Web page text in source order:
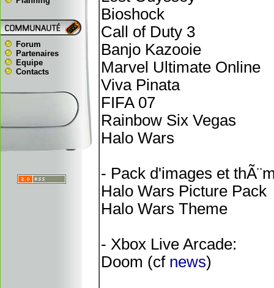
Forum
Partenaires
Equipe
Contacts
Bioshock
Call of Duty 3
Banjo Kazooie
Marvel Ultimate Online
Viva Pinata
FIFA 07
Rainbow Six Vegas
Halo Wars
- Pack d'images et
Halo Wars Picture Pack
Halo Wars Theme
- Xbox Live Arcade:
Doom (cf news)